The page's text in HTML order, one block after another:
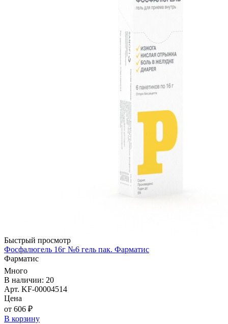
Быстрый просмотр
Фосфалюгель 16г №6 гель пак. Фарматис
Фарматис
Много
В наличии: 20
Арт. KF-00004514
Цена
от 606 ₽
В корзину